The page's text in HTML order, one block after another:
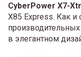
CyberPower X7-
X85 Express. Как и
производительных
в элегантном